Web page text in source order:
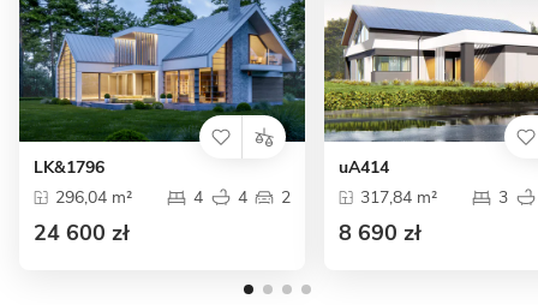
LK&1796
296,04 m²
4 4 2
24 600 zł
uA414
317,84 m²
3
8 690 zł